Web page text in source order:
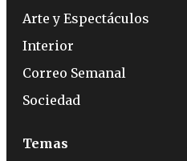
Arte y Espectáculos
Interior
Correo Semanal
Sociedad
Temas